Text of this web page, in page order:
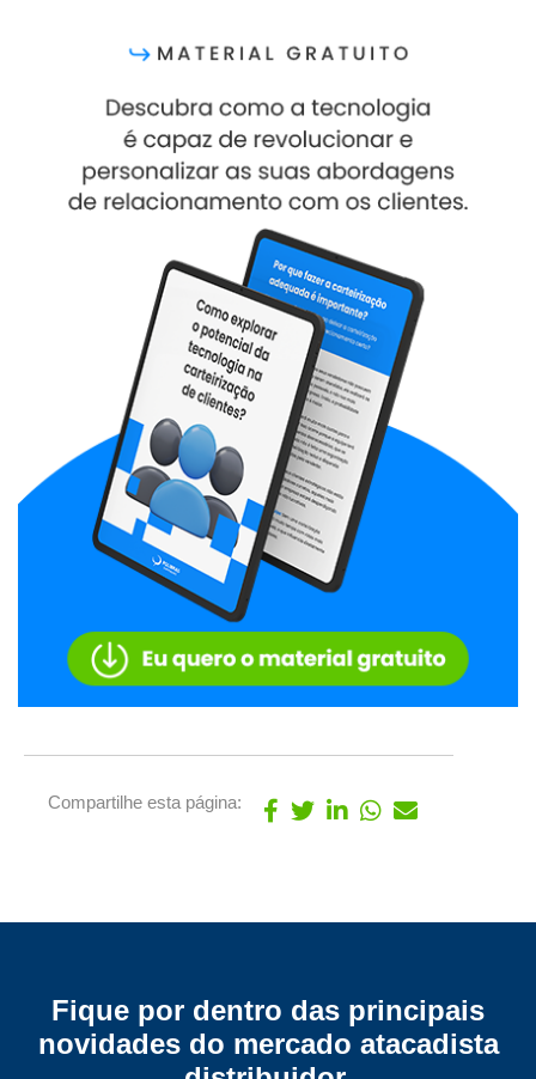
Compartilhe esta página:
Fique por dentro das principais
novidades do mercado atacadista